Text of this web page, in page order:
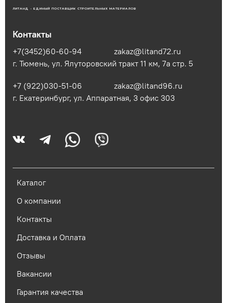
ЛИТАНД - ЕДИНЫЙ ПОСТАВЩИК СТРОИТЕЛЬНЫХ МАТЕРИАЛОВ
Каталог
О компании
Контакты
Доставка и Оплата
Отзывы
Вакансии
Гарантия качества
Контакты
+7(3452)60-60-94
zakaz@litand72.ru
г. Тюмень, ул. Ялуторовский тракт 11 км, 7а стр. 5
+7 (922)030-51-06
zakaz@litand96.ru
г. Екатеринбург, ул. Аппаратная, 3​ офис 303